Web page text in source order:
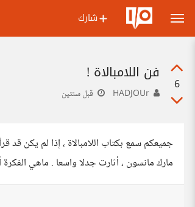
شارك
6
فن اللامبالاة !
قبل سنتين
جميعكم سمع بكتاب اللامبالاة ، إذا لم يكن
مارك مانسون ، أثارت جدلا واسعا . ماهي الفكرة